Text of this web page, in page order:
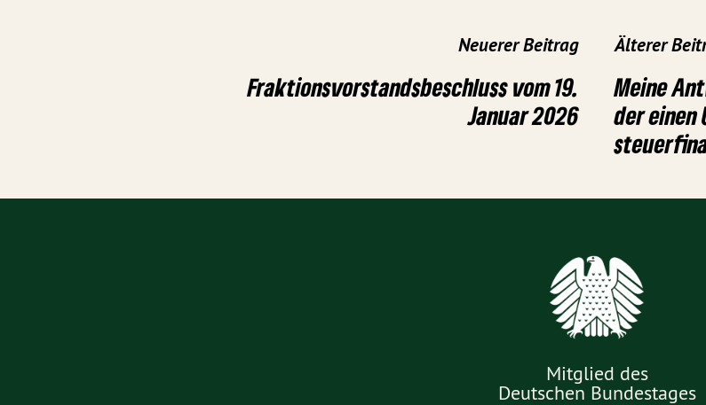
Neuerer Beitrag
Fraktionsvorstandsbeschluss vom 19.
Januar 2026
Älterer
Meine
der einen
Mitglied des
Deutschen Bundestages